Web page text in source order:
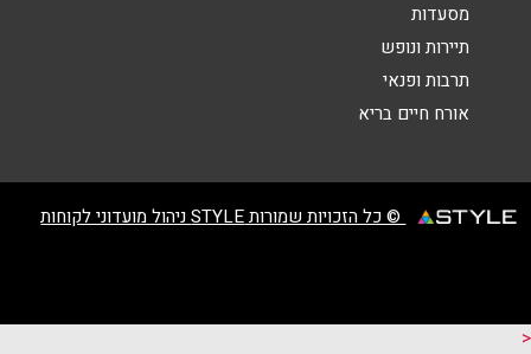
מסעדות
תיירות ונופש
תרבות ופנאי
אורח חיים בריא
© כל הזכויות שמורות STYLE ניהול מועדוני לקוחות
<